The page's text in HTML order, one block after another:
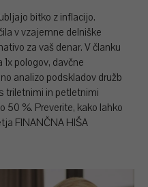
bitko z inflacijo.
v vzajemne delniške
za vaš denar. V članku
pologov, davčne
analizo podskladov družb
triletnimi in petletnimi
50 %. Preverite, kako lahko
FINANČNA HIŠA